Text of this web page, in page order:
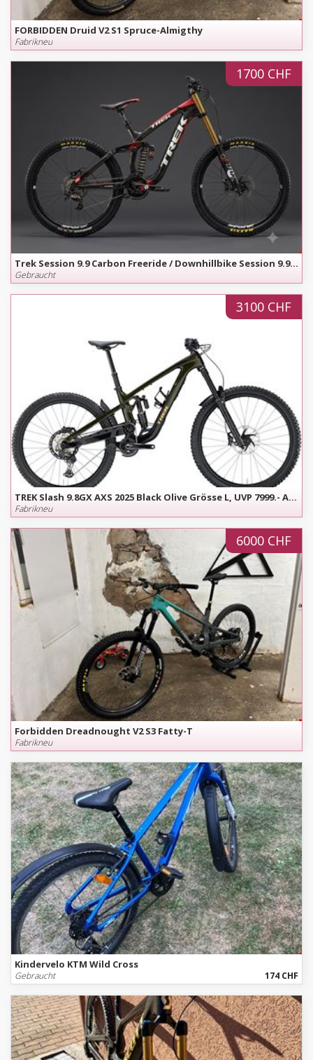
FORBIDDEN Druid V2 S1 Spruce-Almigthy
Fabrikneu
1700 CHF
Trek Session 9.9 Carbon Freeride / Downhillbike Session 9.9 Carbon - nur 14.5 kg - Grösse S
Gebraucht
3100 CHF
TREK Slash 9.8GX AXS 2025 Black Olive Grösse L, UVP 7999.- Angebot gültig bis 15. August
Fabrikneu
6000 CHF
Forbidden Dreadnought V2 S3 Fatty-T
Fabrikneu
Kindervelo KTM Wild Cross
Gebraucht 174 CHF